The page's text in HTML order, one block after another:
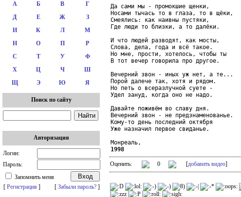
А Б В
Г
Д
Е Ж
З
И
К Л
М
Н
О П
Р
С
Т У
Ф
Х
Ц Ч
Ш
Щ
Э Ю Я
Поиск по сайту
Авторизация
Логин:
Пароль:
Запомнить меня
[ Регистрация ] [ Забыли пароль? ]
Да сами мы - промокшие щенки,
Носами тычась то в глаза, то в щёки,
Смеялись: как наивны пустяки,
Где люди то близки, а то далёки.
И что людей разводят, как мосты,
Слова, дела, года и всё такое.
Но мне, прости, хотелось, чтобы ты
В тот вечер говорила про другое.
Вечерний звон - иных уж нет, а те...
Порой далече так, хотя и рядом.
Но петь о всеразлучной суете -
Удел зануд, когда оно не надо.
Давайте поживём во славу дня.
Вечерний звон - не предзнаменованье.
Кому-то день последний октября
Уже назначил первое свиданье.
1998
Оценить: 0 [добавить видео]